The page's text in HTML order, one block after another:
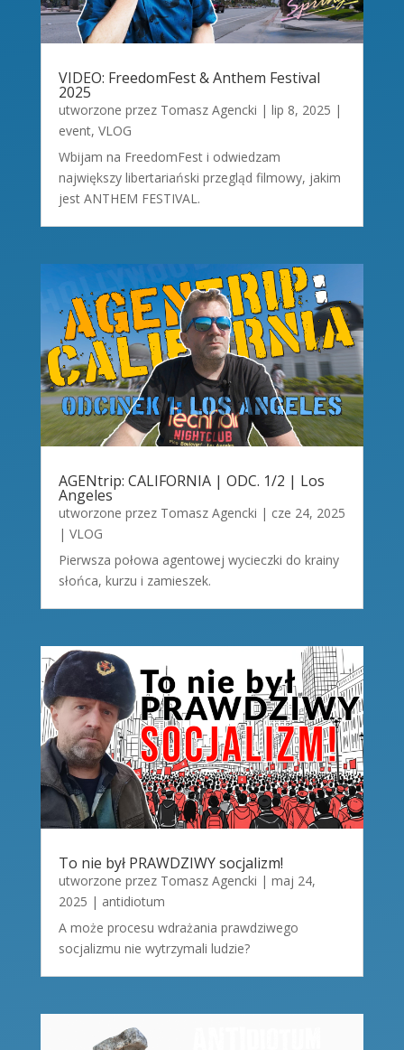
VIDEO: FreedomFest & Anthem Festival
2025
utworzone przez Tomasz Agencki | lip 8, 2025 |
event, VLOG
Wbijam na FreedomFest i odwiedzam
największy libertariański przegląd filmowy, jakim
jest ANTHEM FESTIVAL.
AGENtrip: CALIFORNIA | ODC. 1/2 | Los
Angeles
utworzone przez Tomasz Agencki | cze 24, 2025
| VLOG
Pierwsza połowa agentowej wycieczki do krainy
słońca, kurzu i zamieszek.
To nie był PRAWDZIWY socjalizm!
utworzone przez Tomasz Agencki | maj 24,
2025 | antidiotum
A może procesu wdrażania prawdziwego
socjalizmu nie wytrzymali ludzie?